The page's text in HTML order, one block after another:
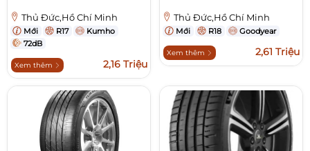
Thủ Đức,Hồ Chí Minh
Mới R17
Kumho
72dB
Xem thêm 2,16 Triệu
Thủ Đức,Hồ Chí Minh
Mới R18 Goodyear
Xem thêm 2,61 Triệu